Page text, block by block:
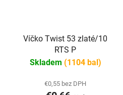
Víčko Twist 53 zlaté/10
RTS P
Skladem (1104 bal)
€0,55 bez DPH